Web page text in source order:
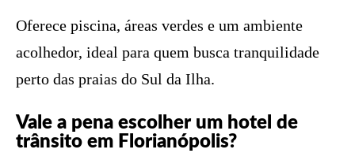
Oferece piscina, áreas verdes e um ambiente
acolhedor, ideal para quem busca tranquilidade
perto das praias do Sul da Ilha.
Vale a pena escolher um hotel de
trânsito em Florianópolis?